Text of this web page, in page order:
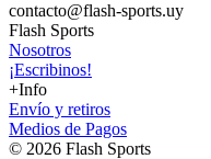
contacto@flash-sports.uy
Flash Sports
Nosotros
¡Escribinos!
+Info
Envío y retiros
Medios de Pagos
© 2026 Flash Sports